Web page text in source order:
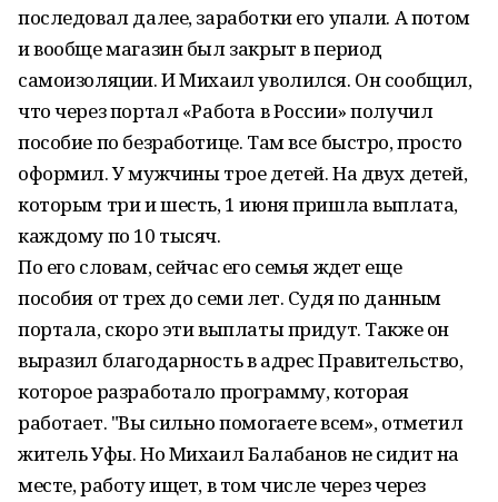
последовал далее, заработки его упали. А потом
и вообще магазин был закрыт в период
самоизоляции. И Михаил уволился. Он сообщил,
что через портал «Работа в России» получил
пособие по безработице. Там все быстро, просто
оформил. У мужчины трое детей. На двух детей,
которым три и шесть, 1 июня пришла выплата,
каждому по 10 тысяч.
По его словам, сейчас его семья ждет еще
пособия от трех до семи лет. Судя по данным
портала, скоро эти выплаты придут. Также он
выразил благодарность в адрес Правительство,
которое разработало программу, которая
работает. "Вы сильно помогаете всем», отметил
житель Уфы. Но Михаил Балабанов не сидит на
месте, работу ищет, в том числе через через